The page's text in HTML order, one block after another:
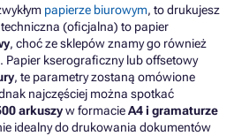
papierze biurowym, to drukujesz
(oficjalna) to papier
, choć ze sklepów znamy go również
Papier kserograficzny lub offsetowy
, te parametry zostaną omówione
najczęściej można spotkać
arkuszyw formacieA4 i gramaturze
idealny do drukowania dokumentów